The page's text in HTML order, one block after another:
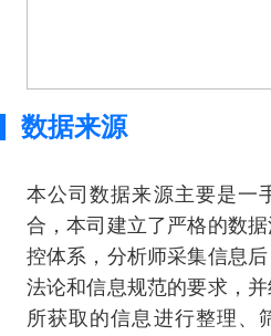
数据来源
本公司数据来源主要是一
合，本司建立了严格的数
控体系，分析师采集信息
法论和信息规范的要求，
所获取的信息进行整理、